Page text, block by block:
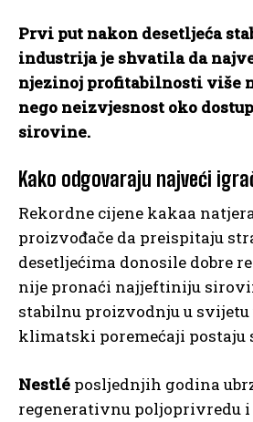
Prvi put nakon desetljeća
industrija je shvatila da
njezinoj profitabilnosti više
nego neizvjesnost oko
sirovine.
Kako odgovaraju najveći
Rekordne cijene kakaa
proizvođače da preispitaju
desetljećima donosile dobre
nije pronaći najjeftiniju
stabilnu proizvodnju u svijetu
klimatski poremećaji postaju
Nestlé posljednjih godina
regenerativnu poljoprivredu